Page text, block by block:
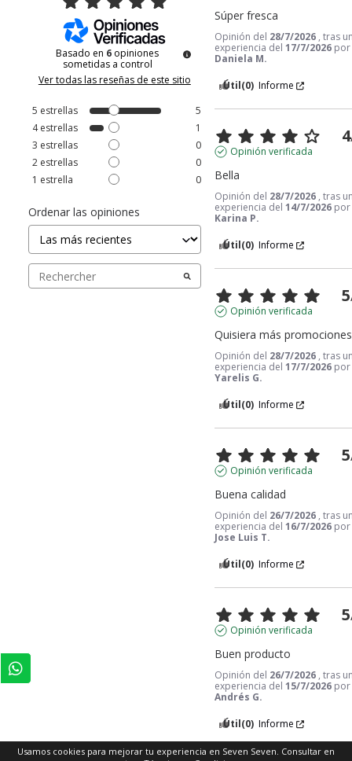
Basado en 6 opiniones
sometidas a control
Ver todas las reseñas de este sitio
5 estrellas
5
4estrellas
1
3 estrellas
0
2 estrellas
0
1 estrella 0
Ordenar las opiniones
Súper fresca
Opinión del 28/7/2026 , tras
experiencia del17/7/2026 por
Daniela M.
Útil(0) Informe
4
Opinión verificada
Bella
Opinión del 28/7/2026 , tras
experiencia del14/7/2026 por
Karina P.
Útil(0) Informe
5
Opinión verificada
Quisiera más
Opinión del 28/7/2026 , tras
experiencia del17/7/2026 por
Yarelis G.
Útil(0) Informe
5
Opinión verificada
Buena calidad
Opinión del 26/7/2026 , tras
experiencia del16/7/2026 por
Jose Luis T.
Útil(0) Informe
5
Opinión verificada
Buen producto
Opinión del 26/7/2026 , tras
experiencia del15/7/2026 por
Andrés G.
Útil(0) Informe
Usamos cookies para mejorar tu experiencia en Seven Seven. Consultar en